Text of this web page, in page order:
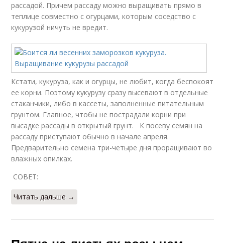
рассадой. Причем рассаду можно выращивать прямо в
теплице совместно с огурцами, которым соседство с
кукурузой ничуть не вредит.
Кстати, кукуруза, как и огурцы, не любит, когда беспокоят
ее корни. Поэтому кукурузу сразу высевают в отдельные
стаканчики, либо в кассеты, заполненные питательным
грунтом. Главное, чтобы не пострадали корни при
высадке рассады в открытый грунт. К посеву семян на
рассаду приступают обычно в начале апреля.
Предварительно семена три-четыре дня проращивают во
влажных опилках.
СОВЕТ:
Читать дальше →